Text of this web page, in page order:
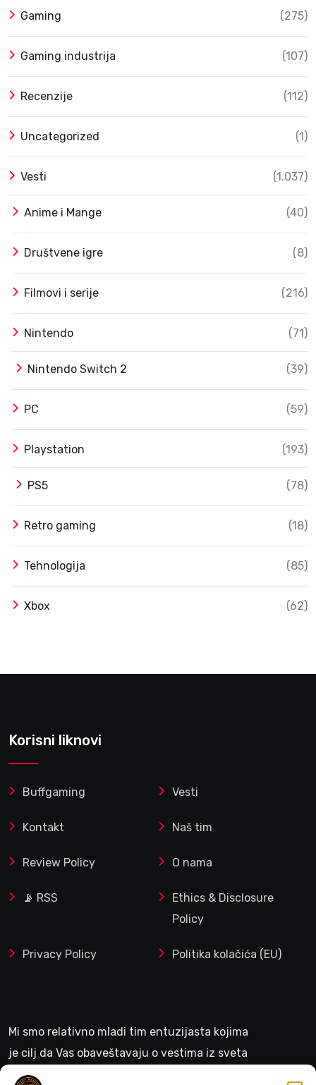
Gaming (275)
Gaming industrija (107)
Recenzije (112)
Uncategorized (1)
Vesti (1.037)
Anime i Mange (40)
Društvene igre (8)
Filmovi i serije (216)
Nintendo (71)
Nintendo Switch 2 (39)
PC (59)
Playstation (193)
PS5 (78)
Retro gaming (18)
Tehnologija (85)
Xbox (62)
Korisni liknovi
Buffgaming Vesti
Kontakt Naš tim
Review Policy O nama
📡 RSS
Ethics & Disclosure
Policy
Privacy Policy Politika kolačića (EU)
Mi smo relativno mladi tim entuzijasta kojima
je cilj da Vas obaveštavaju o vestima iz sveta
gejminga